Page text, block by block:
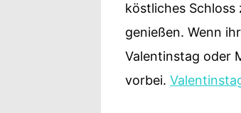
köstliches Schloss
genießen. Wenn
Valentinstag oder
vorbei.